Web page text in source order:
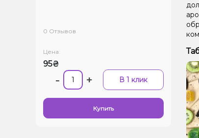
0 Отзывов
Цена:
95₴
- + В 1 клик
Купить